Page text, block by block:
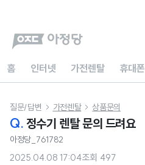
홈 인터넷 가전렌탈 휴대폰
질문/답변  가전렌탈  상품문의
Q. 정수기 렌탈 문의 드려요
아정당_761782
2025.04.08 17:04조회 497